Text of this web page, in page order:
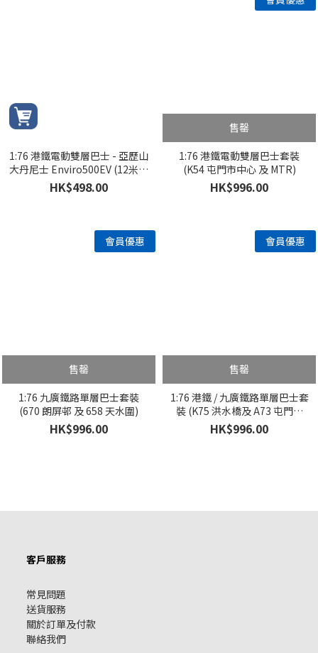
1:76 港鐵電動雙層巴士 - 亞歷山
大丹尼士 Enviro500EV (12米) -
K54 屯門市中心
HK$498.00
售罄
1:76 港鐵電動雙層巴士套裝
(K54 屯門市中心 及 MTR)
HK$996.00
售罄
1:76 九廣鐵路單層巴士套裝
(670 朗屏邨 及 658 天水圍)
HK$996.00
售罄
1:76 港鐵 / 九廣鐵路單層巴士套
裝 (K75 洪水橋及 A73 屯門碼
頭)
HK$996.00
客戶服務
常見問題
送貨服務
關於訂單及付款
聯絡我們